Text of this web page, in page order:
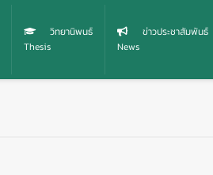
วิทยานิพนธ์
Thesis
ข่าวประชาสัมพันธ์
News